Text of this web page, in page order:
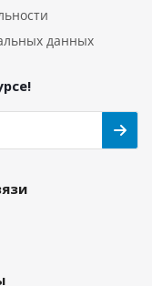
данных